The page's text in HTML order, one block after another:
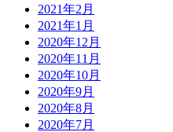
2021年2月
2021年1月
2020年12月
2020年11月
2020年10月
2020年9月
2020年8月
2020年7月